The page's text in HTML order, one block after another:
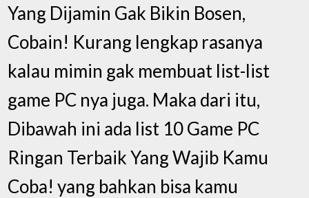
Yang Dijamin Gak Bikin Bosen,
Cobain! Kurang lengkap rasanya
kalau mimin gak membuat list-list
game PC nya juga. Maka dari itu,
Dibawah ini ada list 10 Game PC
Ringan Terbaik Yang Wajib Kamu
Coba! yang bahkan bisa kamu